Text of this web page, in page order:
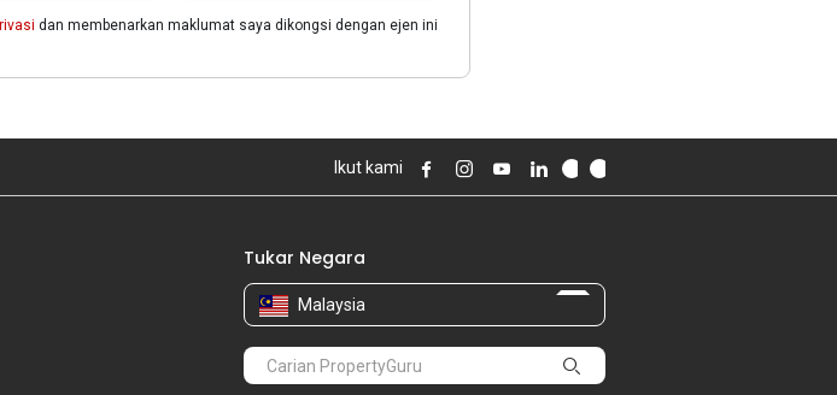
dan membenarkan maklumat saya dikongsi dengan ejen ini
Ikut kami
Tukar Negara
Malaysia